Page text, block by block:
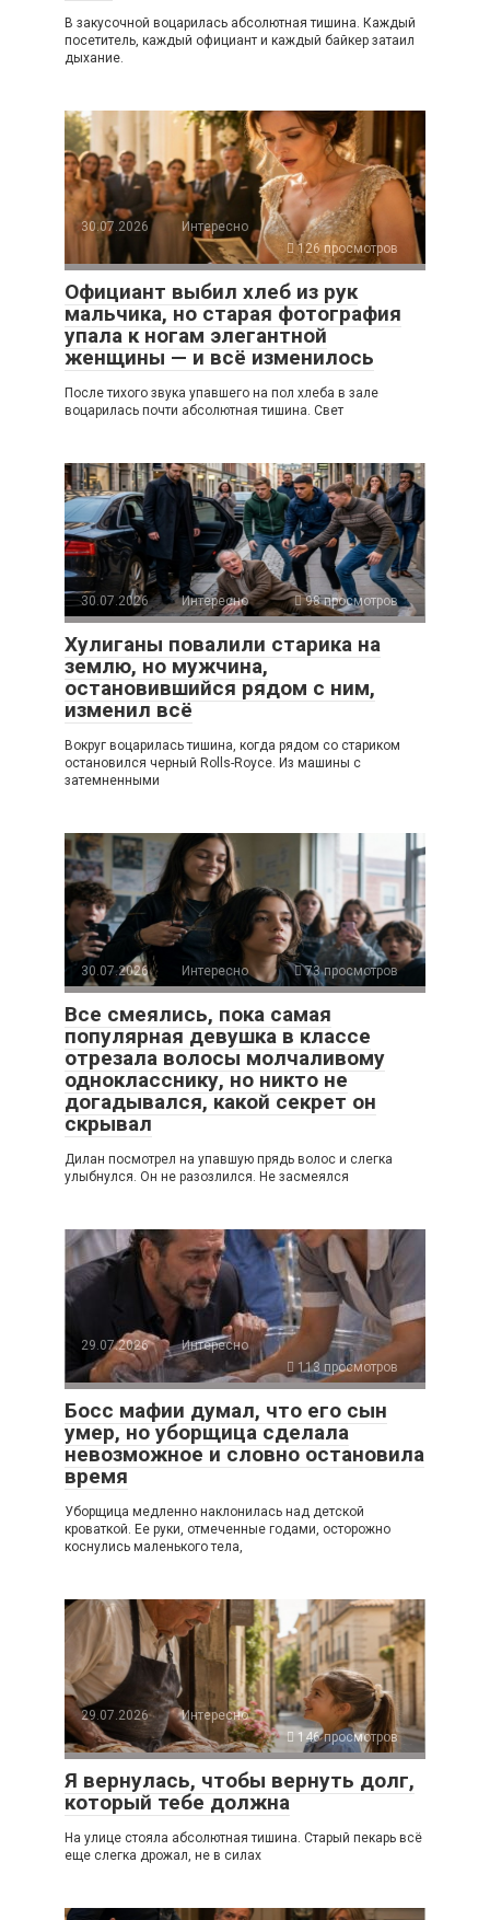
В закусочной воцарилась абсолютная тишина. Каждый
посетитель, каждый официант и каждый байкер затаил
дыхание.
30.07.2026
Интересно
126 просмотров
Официант выбил хлеб из рук
мальчика, но старая фотография
упала к ногам элегантной
женщины — и всё изменилось
После тихого звука упавшего на пол хлеба в зале
воцарилась почти абсолютная тишина. Свет
30.07.2026 Интересно 98 просмотров
Хулиганы повалили старика на
землю, но мужчина,
остановившийся рядом с ним,
изменил всё
Вокруг воцарилась тишина, когда рядом со стариком
остановился черный Rolls-Royce. Из машины с
затемненными
30.07.2026 Интересно 73 просмотров
Все смеялись, пока самая
популярная девушка в классе
отрезала волосы молчаливому
однокласснику, но никто не
догадывался, какой секрет он
скрывал
Дилан посмотрел на упавшую прядь волос и слегка
улыбнулся. Он не разозлился. Не засмеялся
29.07.2026
Интересно
113 просмотров
Босс мафии думал, что его сын
умер, но уборщица сделала
невозможное и словно остановила
время
Уборщица медленно наклонилась над детской
кроваткой. Ее руки, отмеченные годами, осторожно
коснулись маленького тела,
29.07.2026
Интересно
146 просмотров
Я вернулась, чтобы вернуть долг,
который тебе должна
На улице стояла абсолютная тишина. Старый пекарь всё
еще слегка дрожал, не в силах